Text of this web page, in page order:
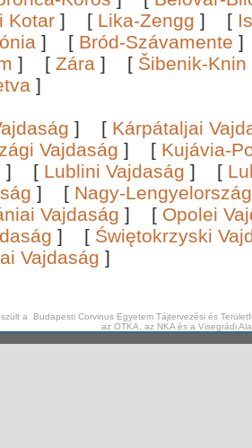
Kotar ] [ Lika-Zengg ] [
] [ Bród-Szávamente
] [ Zára ] [ Šibenik-Knin
]
] [ Kárpátaljai
Vajdaság ] [ Kujávia-
] [ Lublini Vajdaság ] [
] [ Nagy-
Vajdaság ] [ Opolei
] [ Świętokrzyski
Vajdaság ]
a Budapesti Corvinus Egyetem Tájtervezési és
az OTKA, az NKA és a Visegrádi